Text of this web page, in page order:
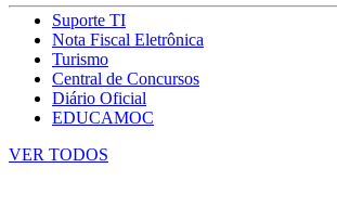
Suporte TI
Nota Fiscal Eletrônica
Turismo
Central de Concursos
Diário Oficial
EDUCAMOC
VER TODOS